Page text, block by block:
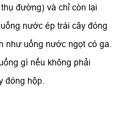
đường) và chỉ còn lại
nước ép trái cây đóng
như uống nước ngọt có ga.
gì nếu không phải
đóng hộp.